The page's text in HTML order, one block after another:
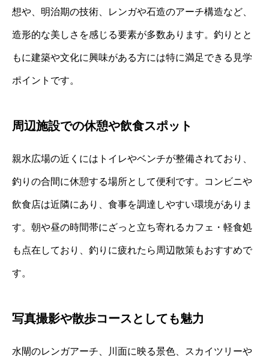
想や、明治期の技術、レンガや石造のアーチ構造など、
造形的な美しさを感じる要素が多数あります。釣りとと
もに建築や文化に興味がある方には特に満足できる見学
ポイントです。
周辺施設での休憩や飲食スポット
親水広場の近くにはトイレやベンチが整備されており、
釣りの合間に休憩する場所として便利です。コンビニや
飲食店は近隣にあり、食事を調達しやすい環境がありま
す。朝や昼の時間帯にざっと立ち寄れるカフェ・軽食処
も点在しており、釣りに疲れたら周辺散策もおすすめで
す。
写真撮影や散歩コースとしても魅力
水閘のレンガアーチ、川面に映る景色、スカイツリーや